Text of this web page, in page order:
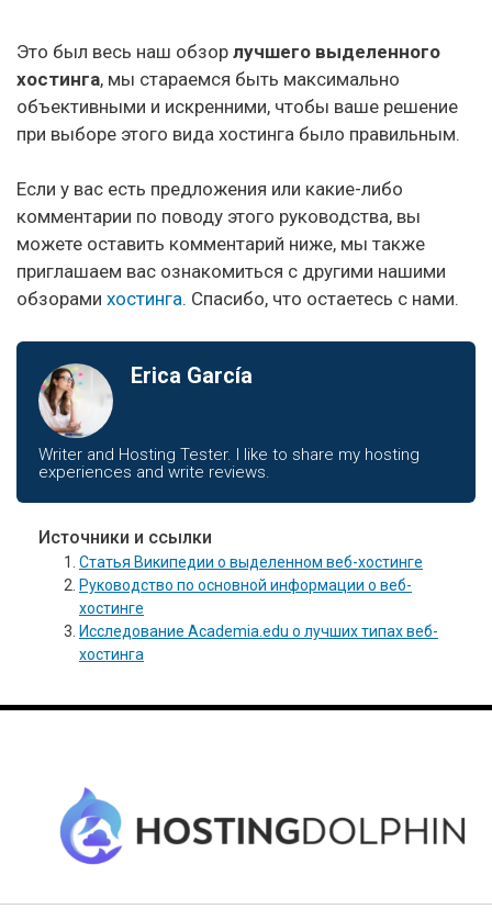
Это был весь наш обзор лучшего выделенного
хостинга, мы стараемся быть максимально
объективными и искренними, чтобы ваше решение
при выборе этого вида хостинга было правильным.
Если у вас есть предложения или какие-либо
комментарии по поводу этого руководства, вы
можете оставить комментарий ниже, мы также
приглашаем вас ознакомиться с другими нашими
обзорами хостинга. Спасибо, что остаетесь с нами.
Erica García
Writer and Hosting Tester. I like to share my hosting
experiences and write reviews.
Источники и ссылки
Статья Википедии о выделенном веб-хостинге
Руководство по основной информации о веб-
хостинге
Исследование Academia.edu о лучших типах веб-
хостинга